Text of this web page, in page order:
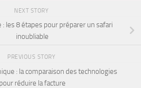
NEXT STORY
: les 8 étapes pour préparer un safari
inoubliable
PREVIOUS STORY
: la comparaison des technologies
pour réduire la facture